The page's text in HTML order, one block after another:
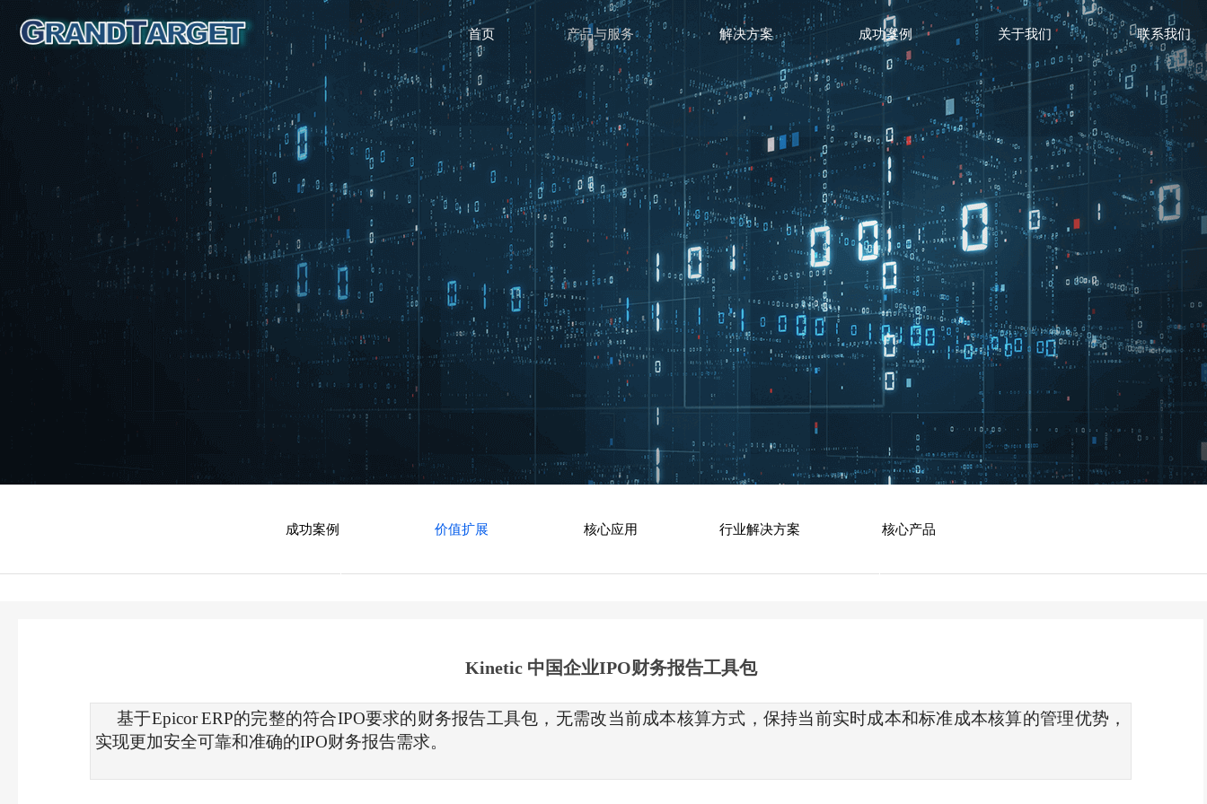
首页 产品与服务 解决方案 成功案例 关于我们 联系我们
成功案例 价值扩展 核心应用 行业解决方案 核心产品
Kinetic 中国企业IPO财务报告工具包
基于Epicor ERP的完整的符合IPO要求的财务报告工具包，无需改当前成本核算方式，保持当前实时成本和标准成本核算的管理优势，
实现更加安全可靠和准确的IPO财务报告需求。